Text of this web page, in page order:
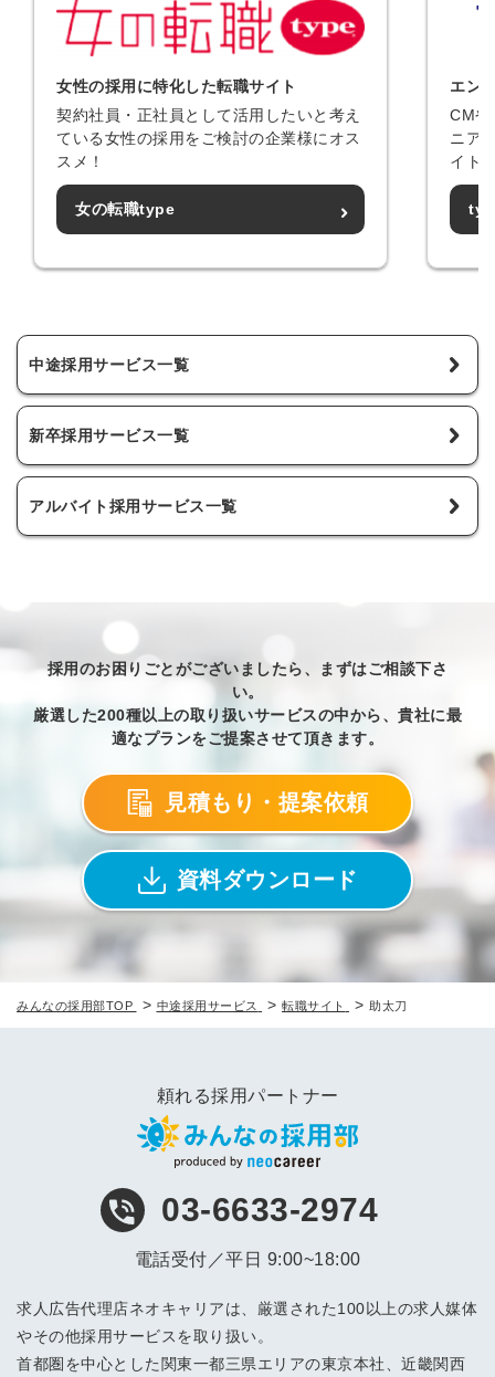
女性の採用に特化した転職サイト
契約社員・正社員として活用したいと考え
ている女性の採用をご検討の企業様にオス
スメ！
女の転職type
エン
CMや
ニア
イト
中途採用サービス一覧
新卒採用サービス一覧
アルバイト採用サービス一覧
採用のお困りごとがございましたら、まずはご相談下さ
い。
厳選した200種以上の取り扱いサービスの中から、貴社に最
適なプランをご提案させて頂きます。
見積もり・提案依頼
資料ダウンロード
みんなの採用部TOP > 中途採用サービス > 転職サイト > 助太刀
頼れる採用パートナー
03-6633-2974
電話受付／平日 9:00~18:00
求人広告代理店ネオキャリアは、厳選された100以上の求人媒体
やその他採用サービスを取り扱い。
首都圏を中心とした関東一都三県エリアの東京本社、近畿関西